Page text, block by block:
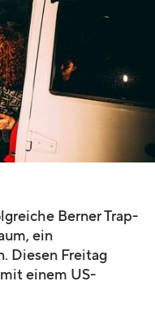
Berner Trap-
ein
Diesen Freitag
einem US-